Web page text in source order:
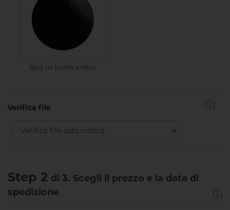
Spot uv fronte e retro
Verifica file
Step 2 di 3. Scegli il prezzo e la data di
spedizione